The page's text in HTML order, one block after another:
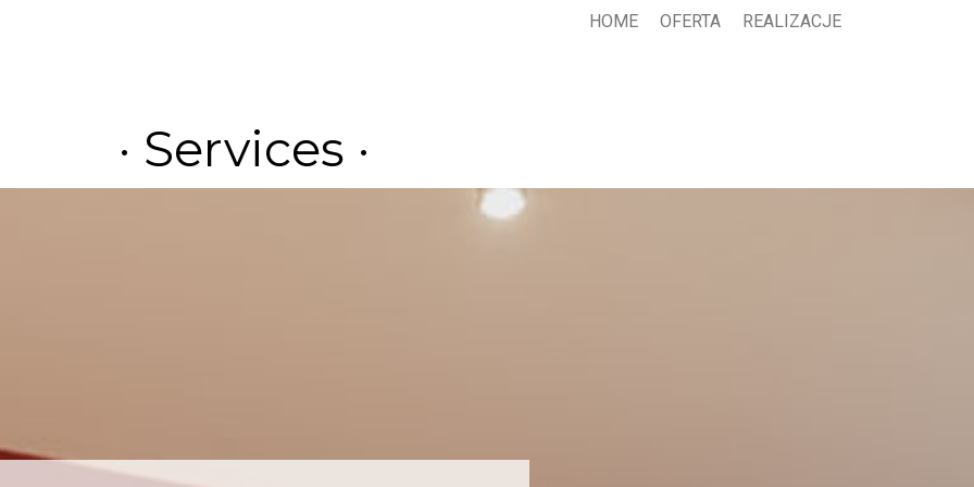
HOME OFERTA REALIZACJE
· Services ·